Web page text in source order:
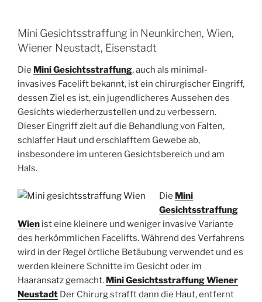
Mini Gesichtsstraffung in Neunkirchen, Wien,
Wiener Neustadt, Eisenstadt
Die Mini Gesichtsstraffung, auch als minimal-
invasives Facelift bekannt, ist ein chirurgischer Eingriff,
dessen Ziel es ist, ein jugendlicheres Aussehen des
Gesichts wiederherzustellen und zu verbessern.
Dieser Eingriff zielt auf die Behandlung von Falten,
schlaffer Haut und erschlafftem Gewebe ab,
insbesondere im unteren Gesichtsbereich und am
Hals.
Die Mini
Gesichtsstraffung
Wien ist eine kleinere und weniger invasive Variante
des herkömmlichen Facelifts. Während des Verfahrens
wird in der Regel örtliche Betäubung verwendet und es
werden kleinere Schnitte im Gesicht oder im
Haaransatz gemacht. Mini Gesichtsstraffung Wiener
Neustadt Der Chirurg strafft dann die Haut, entfernt